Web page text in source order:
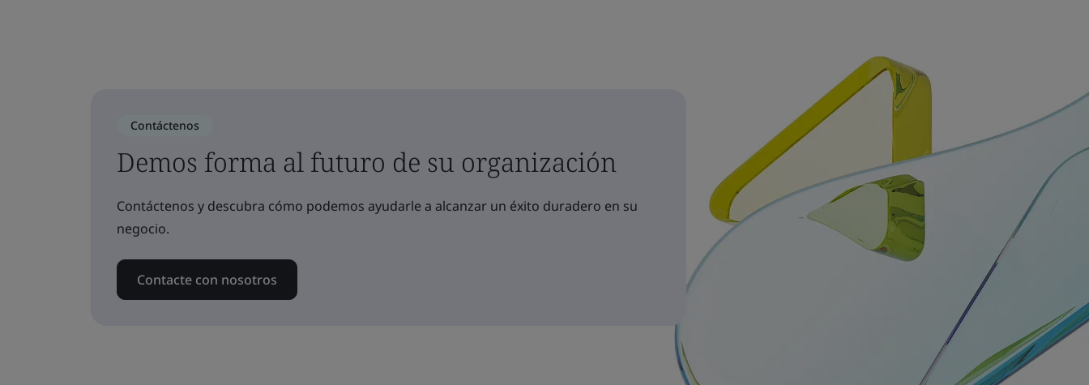
Contáctenos
Demos forma al futuro de su organización
Contáctenos y descubra cómo podemos ayudarle a alcanzar un éxito duradero en su
negocio.
Contacte con nosotros